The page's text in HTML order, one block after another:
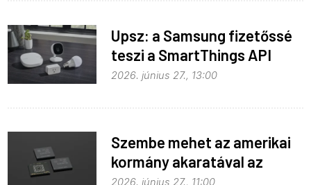
Upsz: a Samsung fizetőssé
teszi a SmartThings API
hozzáférést
2026. június 27., 13:00
Szembe mehet az amerikai
kormány akaratával az
Apple
2026. június 27., 11:00